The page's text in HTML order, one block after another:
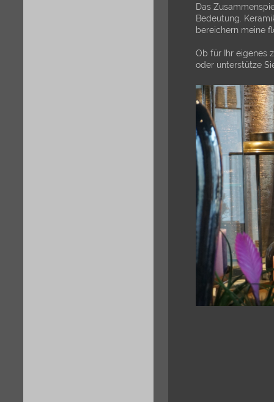
Das
Bedeutung.
bereichern meine
Ob für Ihr eigenes
oder unterstütze